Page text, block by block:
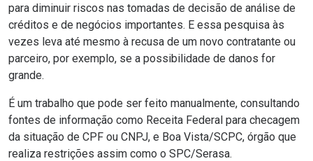
para diminuir riscos nas tomadas de decisão de análise de
créditos e de negócios importantes. E essa pesquisa às
vezes leva até mesmo à recusa de um novo contratante ou
parceiro, por exemplo, se a possibilidade de danos for
grande.
É um trabalho que pode ser feito manualmente, consultando
fontes de informação como Receita Federal para checagem
da situação de CPF ou CNPJ, e Boa Vista/SCPC, órgão que
realiza restrições assim como o SPC/Serasa.